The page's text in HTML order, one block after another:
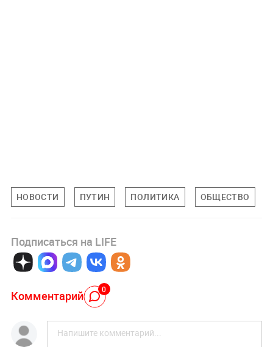
НОВОСТИ ПУТИН ПОЛИТИКА ОБЩЕСТВО
Подписаться на LIFE
Комментарий 0